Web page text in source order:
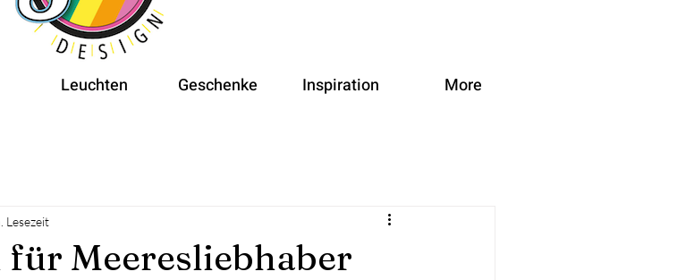
Leuchten Geschenke Inspiration More
für Meeresliebhaber
Lesezeit